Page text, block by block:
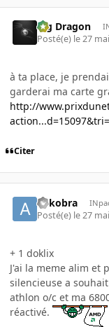
Big Dragon
Posté(e) le 27
à ta place, je
garderai ma carte
http://
Citer
adkobra
Posté(e) le 27
+ 1 doklix
J'ai la meme alim et
silencieuse a
athlon o/c et ma
réactivé.